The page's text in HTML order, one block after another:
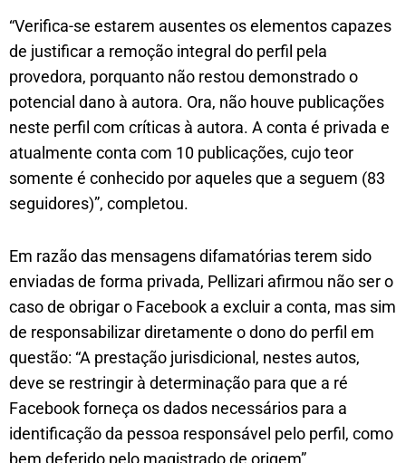
“Verifica-se estarem ausentes os elementos capazes
de justificar a remoção integral do perfil pela
provedora, porquanto não restou demonstrado o
potencial dano à autora. Ora, não houve publicações
neste perfil com críticas à autora. A conta é privada e
atualmente conta com 10 publicações, cujo teor
somente é conhecido por aqueles que a seguem (83
seguidores)”, completou.
Em razão das mensagens difamatórias terem sido
enviadas de forma privada, Pellizari afirmou não ser o
caso de obrigar o Facebook a excluir a conta, mas sim
de responsabilizar diretamente o dono do perfil em
questão: “A prestação jurisdicional, nestes autos,
deve se restringir à determinação para que a ré
Facebook forneça os dados necessários para a
identificação da pessoa responsável pelo perfil, como
bem deferido pelo magistrado de origem”.